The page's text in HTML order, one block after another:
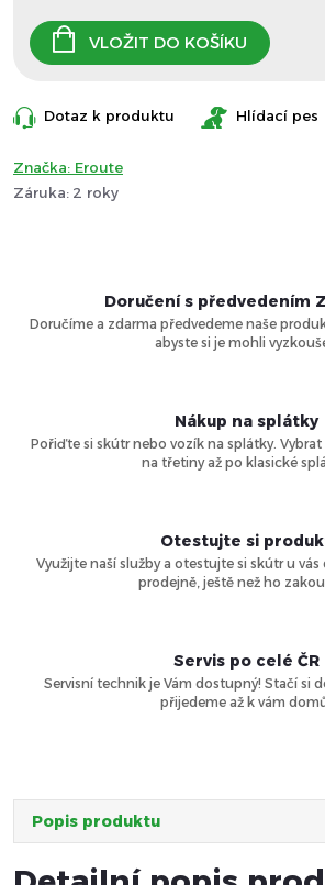
cena:
VLOŽIT DO KOŠÍKU
Dotaz k produktu Hlídací pes
Značka: Eroute
Záruka: 2 roky
Doručení s předvedením
Doručíme a zdarma předvedeme naše
abyste si je mohli
Nákup na splátky
Pořiďte si skútr nebo vozík na splátky.
na třetiny až po klasické
Otestujte si
Využijte naší služby a otestujte si skútr u
prodejně, ještě než ho
Servis po celé ČR
Servisní technik je Vám dostupný! Stačí si
přijedeme až k vám
Popis produktu